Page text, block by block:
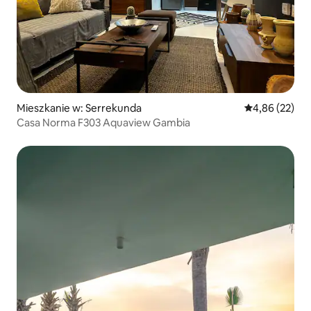
Mieszkanie w: Serrekunda Średnia
4,86 (22)
Casa Norma F303 Aquaview Gambia